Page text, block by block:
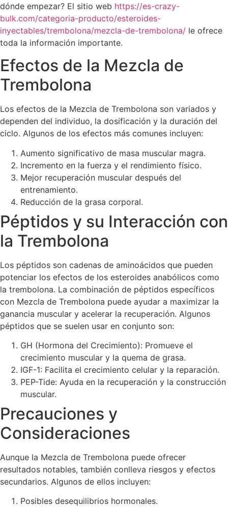
dónde empezar? El sitio web https://es-crazy-
bulk.com/categoria-producto/esteroides-
inyectables/trembolona/mezcla-de-trembolona/ le ofrece
toda la información importante.
Efectos de la Mezcla de
Trembolona
Los efectos de la Mezcla de Trembolona son variados y
dependen del individuo, la dosificación y la duración del
ciclo. Algunos de los efectos más comunes incluyen:
Aumento significativo de masa muscular magra.
Incremento en la fuerza y el rendimiento físico.
Mejor recuperación muscular después del
entrenamiento.
Reducción de la grasa corporal.
Péptidos y su Interacción con
la Trembolona
Los péptidos son cadenas de aminoácidos que pueden
potenciar los efectos de los esteroides anabólicos como
la trembolona. La combinación de péptidos específicos
con Mezcla de Trembolona puede ayudar a maximizar la
ganancia muscular y acelerar la recuperación. Algunos
péptidos que se suelen usar en conjunto son:
GH (Hormona del Crecimiento): Promueve el
crecimiento muscular y la quema de grasa.
IGF-1: Facilita el crecimiento celular y la reparación.
PEP-Tide: Ayuda en la recuperación y la construcción
muscular.
Precauciones y
Consideraciones
Aunque la Mezcla de Trembolona puede ofrecer
resultados notables, también conlleva riesgos y efectos
secundarios. Algunos de ellos incluyen:
Posibles desequilibrios hormonales.